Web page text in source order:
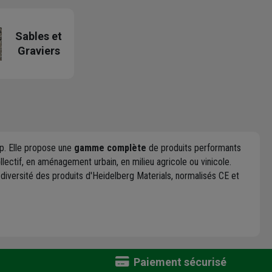
Sables et
Graviers
Elle propose une gamme complète de produits performants
en aménagement urbain, en milieu agricole ou vinicole.
des produits d'Heidelberg Materials, normalisés CE et
Paiement sécurisé